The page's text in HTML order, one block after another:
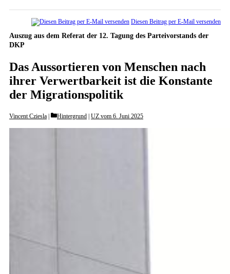
Diesen Beitrag per E-Mail versenden
Auszug aus dem Referat der 12. Tagung des Parteivorstands der
DKP
Das Aussortieren von Menschen nach
ihrer Verwertbarkeit ist die Konstante
der Migrationspolitik
Vincent Cziesla Categories
Hintergrund UZ vom 6. Juni 2025